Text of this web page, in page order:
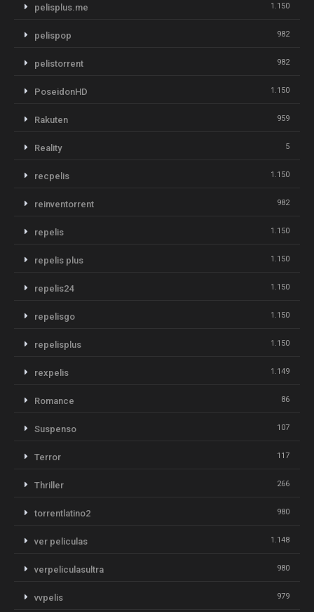
pelisplus.me 1.150
pelispop 982
pelistorrent 982
PoseidonHD 1.150
Rakuten 959
Reality 5
recpelis 1.150
reinventorrent 982
repelis 1.150
repelis plus 1.150
repelis24 1.150
repelisgo 1.150
repelisplus 1.150
rexpelis 1.149
Romance 86
Suspenso 107
Terror 117
Thriller 266
torrentlatino2 980
ver peliculas 1.148
verpeliculasultra 980
vvpelis 979